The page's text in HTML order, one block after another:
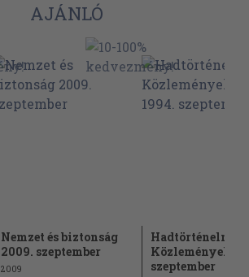
AJÁNLÓ
Nemzet és biztonság
2009. szeptember
2009
Hadtörténelmi
Közlemények
szeptember